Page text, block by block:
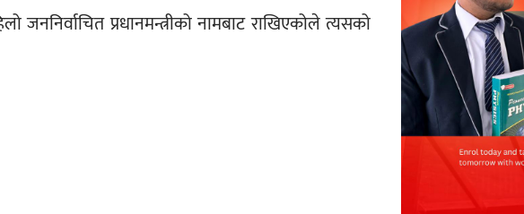
जननिर्वाचित प्रधानमन्त्रीको नामबाट राखिएकोले त्यसको